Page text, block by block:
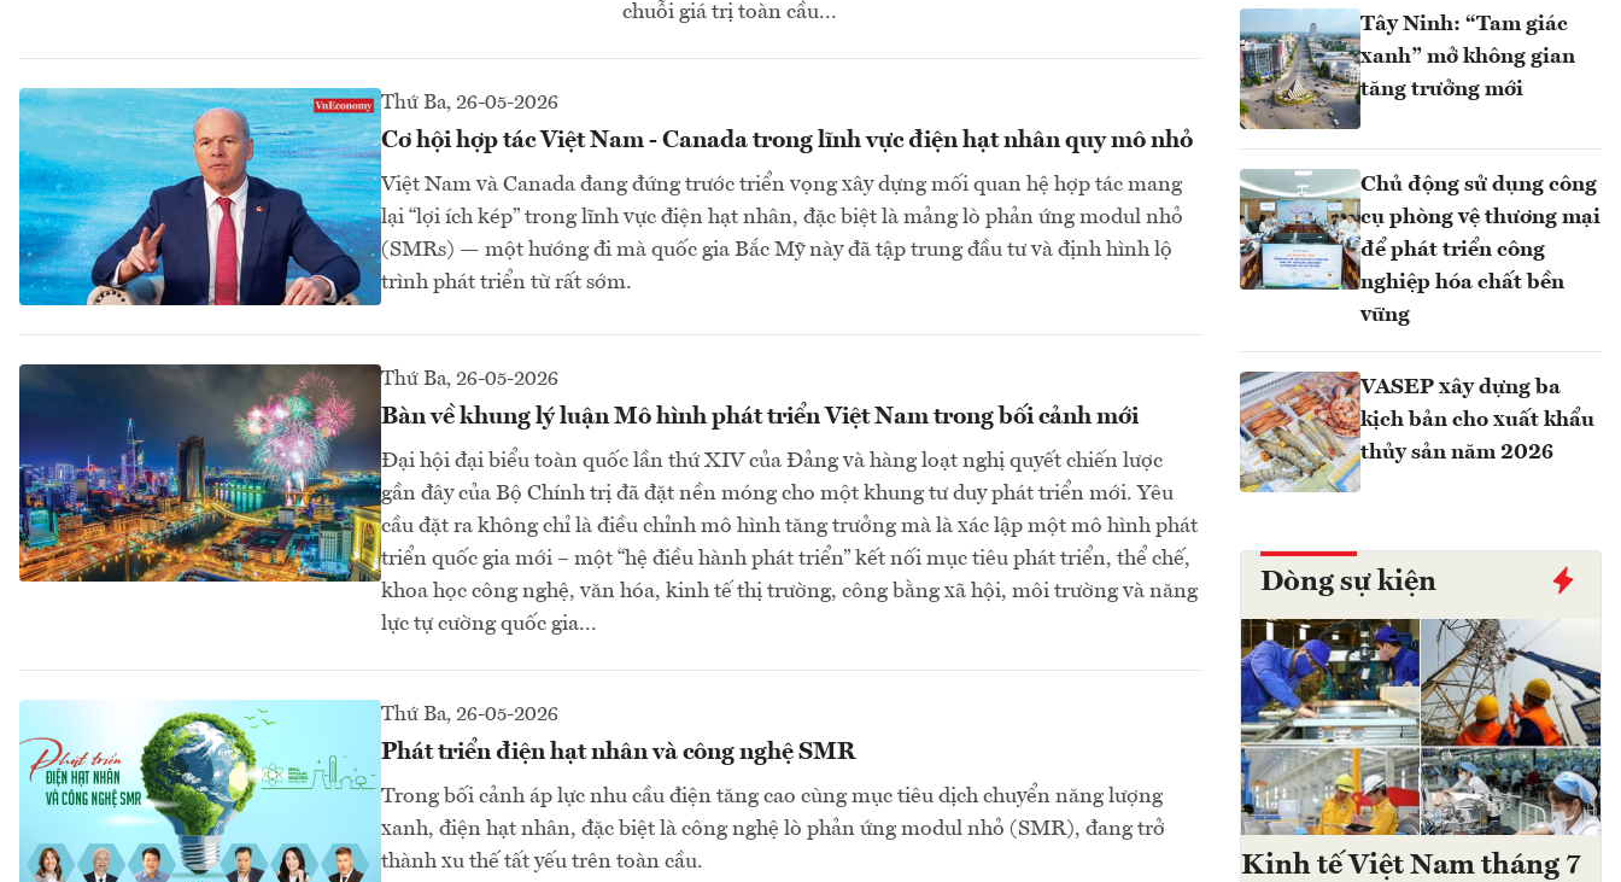
chuỗi giá trị toàn cầu...
Thứ Ba, 26-05-2026
Cơ hội hợp tác Việt Nam - Canada trong lĩnh vực điện hạt nhân quy mô nhỏ
Việt Nam và Canada đang đứng trước triển vọng xây dựng mối quan hệ hợp tác mang
lại “lợi ích kép” trong lĩnh vực điện hạt nhân, đặc biệt là mảng lò phản ứng modul nhỏ
(SMRs) — một hướng đi mà quốc gia Bắc Mỹ này đã tập trung đầu tư và định hình lộ
trình phát triển từ rất sớm.
Thứ Ba, 26-05-2026
Bàn về khung lý luận Mô hình phát triển Việt Nam trong bối cảnh mới
Đại hội đại biểu toàn quốc lần thứ XIV của Đảng và hàng loạt nghị quyết chiến lược
gần đây của Bộ Chính trị đã đặt nền móng cho một khung tư duy phát triển mới. Yêu
cầu đặt ra không chỉ là điều chỉnh mô hình tăng trưởng mà là xác lập một mô hình phát
triển quốc gia mới – một “hệ điều hành phát triển” kết nối mục tiêu phát triển, thể chế,
khoa học công nghệ, văn hóa, kinh tế thị trường, công bằng xã hội, môi trường và năng
lực tự cường quốc gia...
Thứ Ba, 26-05-2026
Phát triển điện hạt nhân và công nghệ SMR
Trong bối cảnh áp lực nhu cầu điện tăng cao cùng mục tiêu dịch chuyển năng lượng
xanh, điện hạt nhân, đặc biệt là công nghệ lò phản ứng modul nhỏ (SMR), đang trở
thành xu thế tất yếu trên toàn cầu.
Tây Ninh: “Tam giác
xanh” mở không gian
tăng trưởng mới
Chủ động sử dụng công
cụ phòng vệ thương mại
để phát triển công
nghiệp hóa chất bền
vững
VASEP xây dựng ba
kịch bản cho xuất khẩu
thủy sản năm 2026
Dòng sự kiện
Kinh tế Việt Nam tháng 7